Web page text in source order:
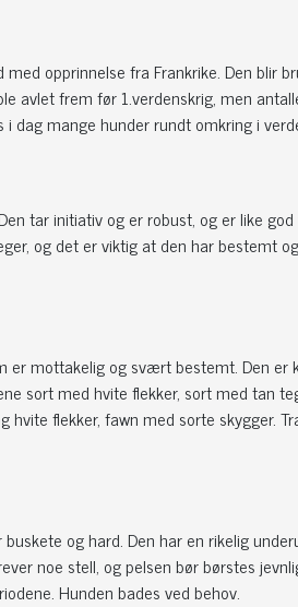
opprinnelse fra Frankrike. Den blir
avlet frem før 1.verdenskrig, men
dag mange hunder rundt omkring i
tar initiativ og er robust, og er like
og det er viktig at den har bestemt
er mottakelig og svært bestemt. Den
sort med hvite flekker, sort med tan
flekker, fawn med sorte skygger.
og hard. Den har en rikelig
noe stell, og pelsen bør børstes
Hunden bades ved behov.